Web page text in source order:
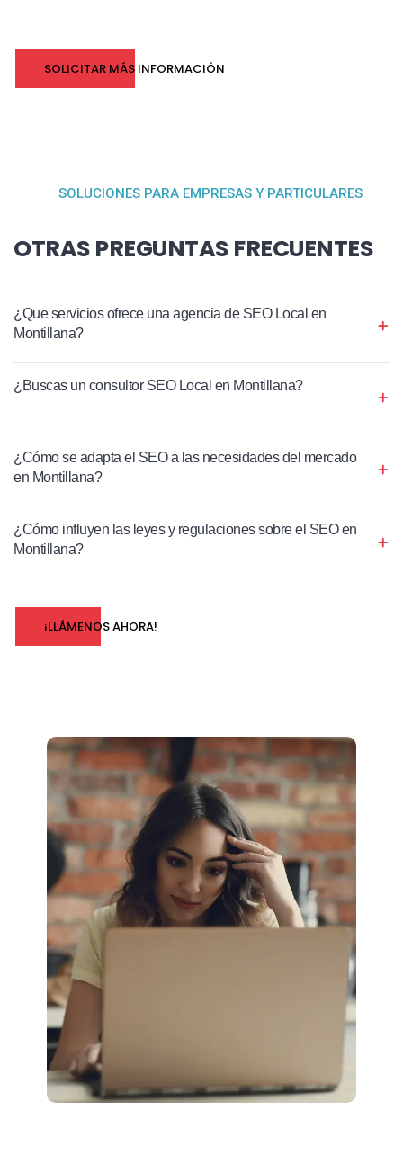
SOLICITAR MÁS INFORMACIÓN
SOLUCIONES PARA EMPRESAS Y PARTICULARES
OTRAS PREGUNTAS FRECUENTES
¿Que servicios ofrece una agencia de SEO Local en
Montillana?
¿Buscas un consultor SEO Local en Montillana?
¿Cómo se adapta el SEO a las necesidades del mercado
en Montillana?
¿Cómo influyen las leyes y regulaciones sobre el SEO en
Montillana?
¡LLÁMENOS AHORA!